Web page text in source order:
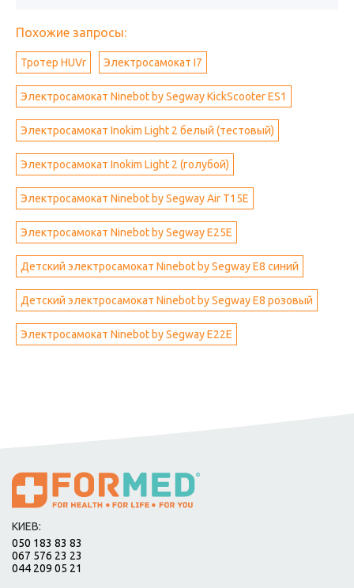
Похожие запросы:
Тротер HUVr Электросамокат I7
Электросамокат Ninebot by Segway KickScooter ES1
Электросамокат Inokim Light 2 белый (тестовый)
Электросамокат Inokim Light 2 (голубой)
Электросамокат Ninebot by Segway Air T15E
Электросамокат Ninebot by Segway E25E
Детский электросамокат Ninebot by Segway E8 синий
Детский электросамокат Ninebot by Segway E8 розовый
Электросамокат Ninebot by Segway E22E
КИЕВ:
050 183 83 83
067 576 23 23
044 209 05 21